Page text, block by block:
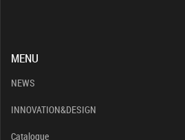
MENU
NEWS
INNOVATION&DESIGN
Catalogue